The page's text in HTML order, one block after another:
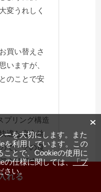
れる
変うれしく
買い替えさ
いますが、
のことで安
プリング構造
適な寝心地
で、その良
よりです。
いただけま
ーを大切にします。また
を利用しています。この
とで、Cookieの使用に
の仕様に関しては、「プ
い。